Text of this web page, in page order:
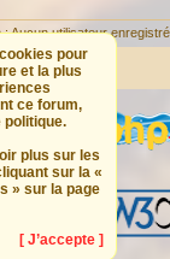
Aucun utilisateur
pour
et la plus
ce forum,
politique.
plus sur les
sur la «
» sur la page
[ J’accepte ]